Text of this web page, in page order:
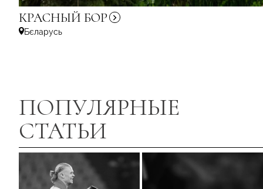
КРАСНЫЙ БОР
Бєларусь
ПОПУЛЯРНЫЕ
СТАТЬИ